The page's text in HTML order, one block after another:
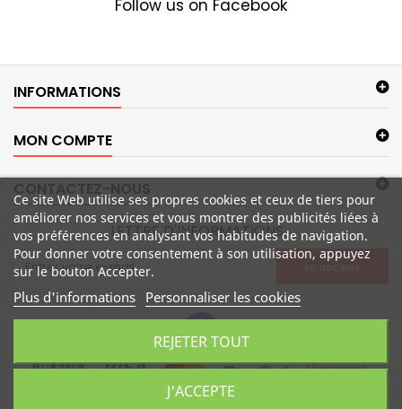
Follow us on Facebook
INFORMATIONS
MON COMPTE
CONTACTEZ-NOUS
LETTRE D'INFORMATIONS
Ce site Web utilise ses propres cookies et ceux de tiers pour
améliorer nos services et vous montrer des publicités liées à
vos préférences en analysant vos habitudes de navigation.
Pour donner votre consentement à son utilisation, appuyez
sur le bouton Accepter.
Plus d'informations Personnaliser les cookies
REJETER TOUT
J'ACCEPTE